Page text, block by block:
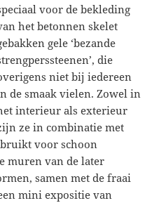
voor de bekleding
het betonnen skelet
gele ‘bezande
die
niet bij iedereen
de smaak vielen. Zowel in
interieur als exterieur
ze in combinatie met
voor schoon
muren van de later
samen met de fraai
mini expositie van